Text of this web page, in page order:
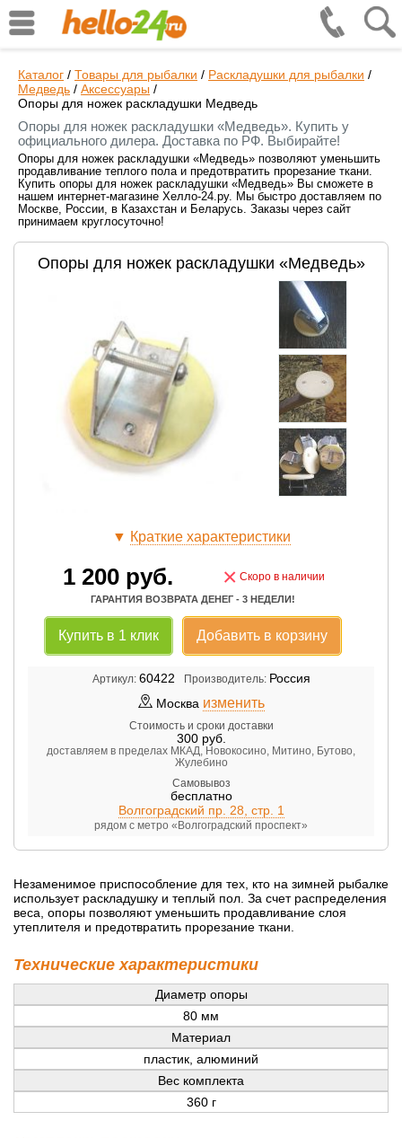
Каталог / Товары для рыбалки / Раскладушки для рыбалки /
Медведь / Аксессуары /
Опоры для ножек раскладушки Медведь
Опоры для ножек раскладушки «Медведь». Купить у
официального дилера. Доставка по РФ. Выбирайте!
Опоры для ножек раскладушки «Медведь» позволяют уменьшить
продавливание теплого пола и предотвратить прорезание ткани.
Купить опоры для ножек раскладушки «Медведь» Вы сможете в
нашем интернет-магазине Хелло-24.ру. Мы быстро доставляем по
Москве, России, в Казахстан и Беларусь. Заказы через сайт
принимаем круглосуточно!
Опоры для ножек раскладушки «Медведь»
▼ Краткие характеристики
1 200руб. × Скоро в наличии
ГАРАНТИЯ ВОЗВРАТА ДЕНЕГ - 3 НЕДЕЛИ!
Купить в 1 клик Добавить в корзину
Артикул: 60422 Производитель: Россия
Москва изменить
Стоимость и сроки доставки
300руб.
доставляем в пределах МКАД, Новокосино, Митино, Бутово,
Жулебино
Самовывоз
бесплатно
Волгоградский пр. 28, стр. 1
рядом с метро «Волгоградский проспект»
Незаменимое приспособление для тех, кто на зимней рыбалке
использует раскладушку и теплый пол. За счет распределения
веса, опоры позволяют уменьшить продавливание слоя
утеплителя и предотвратить прорезание ткани.
Технические характеристики
Диаметр опоры
80 мм
Материал
пластик, алюминий
Вес комплекта
360 г